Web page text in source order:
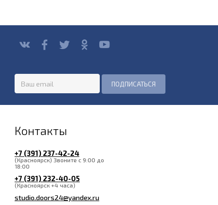
Контакты
+7 (391) 237-42-24
(Красноярск) Звоните с 9:00 до
18:00
+7 (391) 232-40-05
(Красноярск +4 часа)
studio.doors24@yandex.ru